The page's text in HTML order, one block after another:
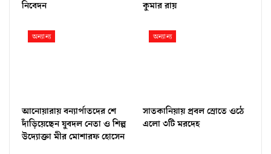
নিবেদন
কুমার রায়
অন্যান্য
আনোয়ারায় বন্যার্পাতদের শে
দাঁড়িয়েছেন যুবদল নেতা ও শিল্প
উদ্যোক্তা মীর মোশারফ হোসেন ‎
অন্যান্য
সাতকানিয়ায় প্রবল স্রোতে ওঠে
এলো ৩টি মরদেহ